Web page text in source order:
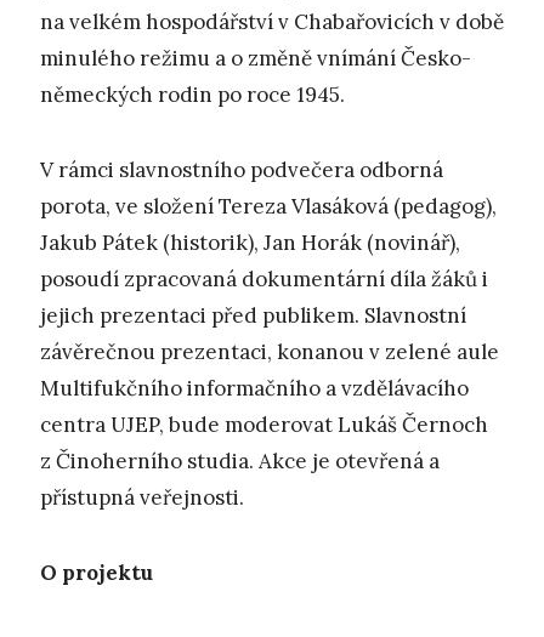
na velkém hospodářství v Chabařovicích v době
minulého režimu a o změně vnímání Česko-
německých rodin po roce 1945.
V rámci slavnostního podvečera odborná
porota, ve složení Tereza Vlasáková (pedagog),
Jakub Pátek (historik), Jan Horák (novinář),
posoudí zpracovaná dokumentární díla žáků i
jejich prezentaci před publikem. Slavnostní
závěrečnou prezentaci, konanou v zelené aule
Multifukčního informačního a vzdělávacího
centra UJEP, bude moderovat Lukáš Černoch
z Činoherního studia. Akce je otevřená a
přístupná veřejnosti.
O projektu